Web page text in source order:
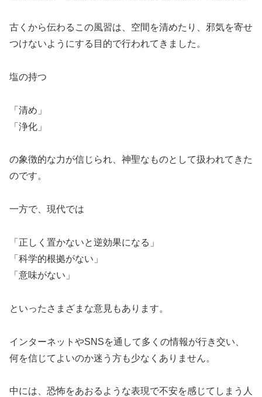
古くから伝わるこの風習は、空間を清めたり、邪気を寄せ
つけないようにする目的で行われてきました。
塩の持つ
「清め」
「浄化」
の象徴的な力が信じられ、神聖なものとして扱われてきた
のです。
一方で、現代では
「正しく置かないと逆効果になる」
「科学的根拠がない」
「意味がない」
といったさまざまな意見もあります。
インターネットやSNSを通して多くの情報が行き交い、
何を信じてよいのか迷う方も少なくありません。
中には、恐怖をあおるような表現で不安を感じてしまう人